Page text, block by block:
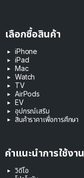
เลือกซื้อสินค้า
iPhone
iPad
Mac
Watch
TV
AirPods
EV
อุปกรณ์เสริม
สินค้าราคาเพื่อการศึกษา
คำแนะนำการใช้งาน
วิดีโอ